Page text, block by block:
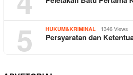
5 HUKUM&KRIMINAL 1346 Views
Persyaratan dan